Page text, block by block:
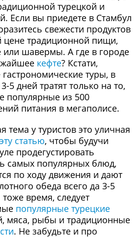
турецкой и
Если вы приедете в Стамбул
свежести продуктов
цене традиционной пищи,
шавермы. А где в городе
кефте? Кстати,
туры, в
5 дней тратят только на то,
популярные из 500
питания в мегаполисе.
тема у туристов это уличная
эту статью, чтобы будучи
продегустировать
самых популярных блюд,
по ходу движения и дают
обеда всего да 3-5
время, следует
популярные турецкие
мяса, рыбы и традиционные
. Не забудьте и про